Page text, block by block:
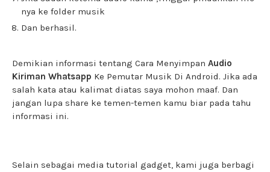
nya ke folder musik
Dan berhasil.
Demikian informasi tentang Cara Menyimpan Audio
Kiriman Whatsapp Ke Pemutar Musik Di Android. Jika ada
salah kata atau kalimat diatas saya mohon maaf. Dan
jangan lupa share ke temen-temen kamu biar pada tahu
informasi ini.
Selain sebagai media tutorial gadget, kami juga berbagi